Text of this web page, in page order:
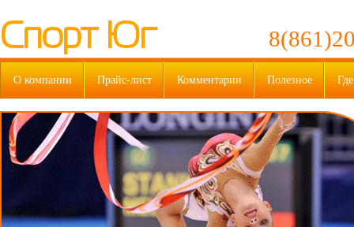
Спорт Юг
О компании Прайс-лист Комментарии Полезное